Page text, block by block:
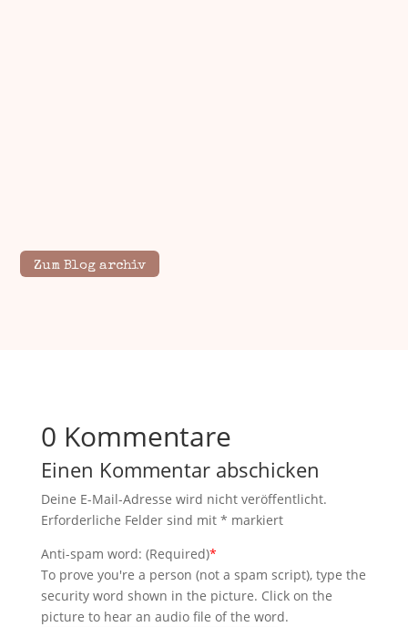
Zum Blog archiv
0 Kommentare
Einen Kommentar abschicken
Deine E-Mail-Adresse wird nicht veröffentlicht.
Erforderliche Felder sind mit * markiert
Anti-spam word: (Required)*
To prove you're a person (not a spam script), type the
security word shown in the picture. Click on the
picture to hear an audio file of the word.